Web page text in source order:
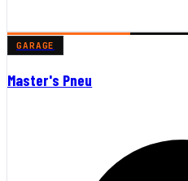
GARAGE
Master's Pneu